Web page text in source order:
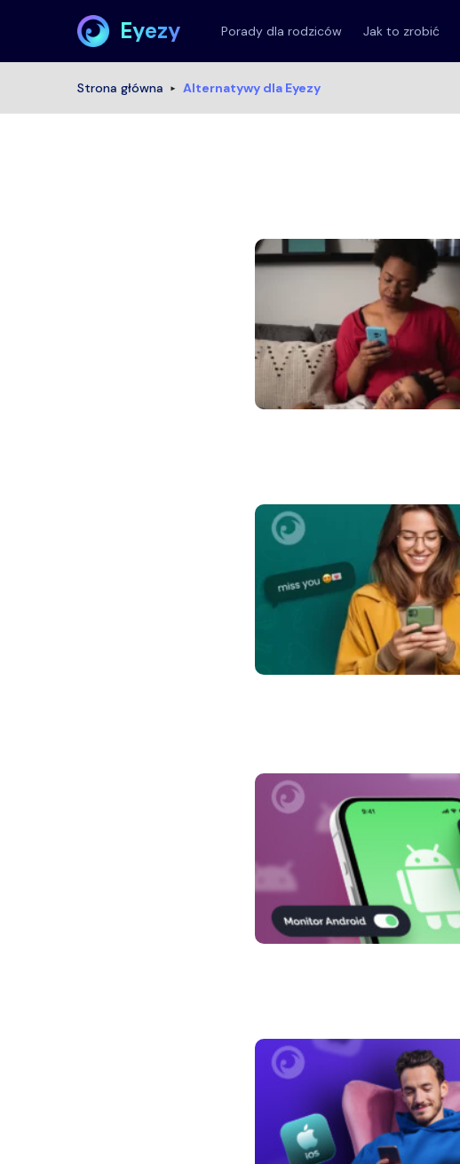
Eyezy Porady dla rodziców Jak to zrobić
Strona główna Alternatywy dla Eyezy